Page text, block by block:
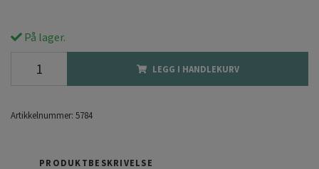
På lager.
LEGG I HANDLEKURV
Artikkelnummer: 5784
PRODUKTBESKRIVELSE